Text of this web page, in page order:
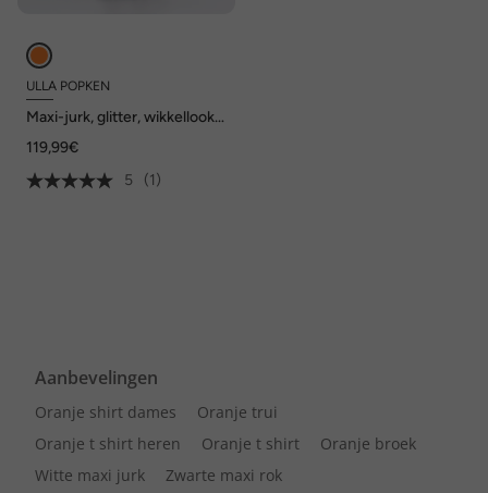
ULLA POPKEN
Maxi-jurk, glitter, wikkellook,
119,99€
5
(1)
Aanbevelingen
Oranje shirt dames
Oranje trui
Oranje t shirt heren
Oranje t shirt
Oranje broek
Witte maxi jurk
Zwarte maxi rok